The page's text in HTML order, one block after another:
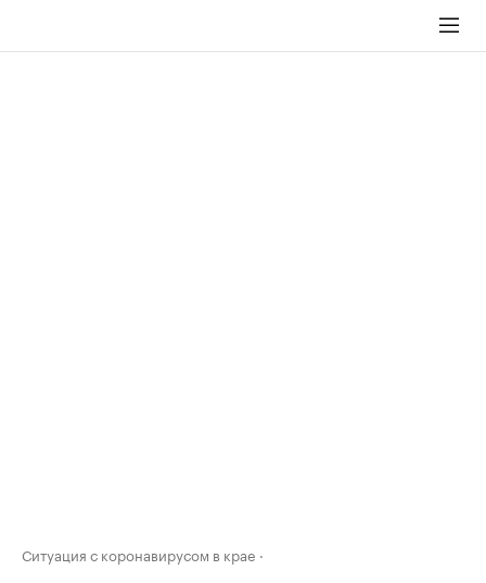
Ситуация с коронавирусом в крае